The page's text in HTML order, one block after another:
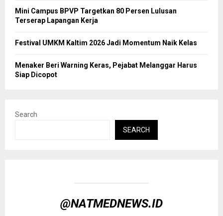
Mini Campus BPVP Targetkan 80 Persen Lulusan
Terserap Lapangan Kerja
Festival UMKM Kaltim 2026 Jadi Momentum Naik Kelas
Menaker Beri Warning Keras, Pejabat Melanggar Harus
Siap Dicopot
Search
SEARCH
@NATMEDNEWS.ID